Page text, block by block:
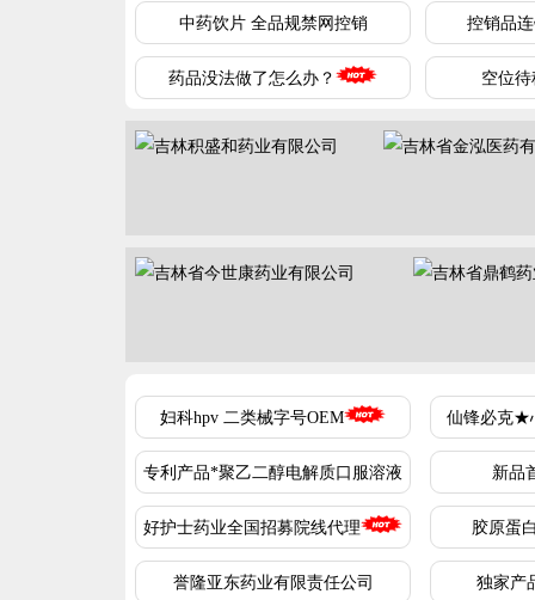
中药饮片 全品规禁网控销 控销品
药品没法做了怎么办？ 空位待
妇科hpv 二类械字号OEM 仙锋必克★
专利产品*聚乙二醇电解质口服溶液 新品
好护士药业全国招募院线代理 胶原蛋
誉隆亚东药业有限责任公司 独家产